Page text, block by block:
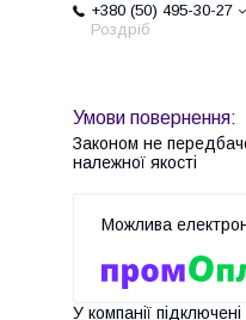
+380 (50) 495-30-27
Роздріб
Законом не
належної якості
У компанії